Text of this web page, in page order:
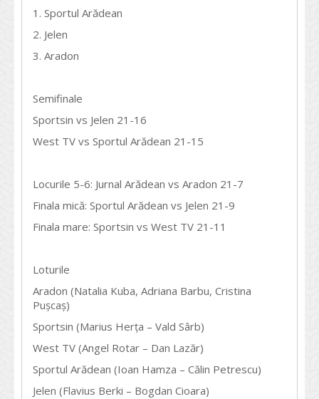
1. Sportul Arădean
2. Jelen
3. Aradon
Semifinale
Sportsin vs Jelen 21-16
West TV vs Sportul Arădean 21-15
Locurile 5-6: Jurnal Arădean vs Aradon 21-7
Finala mică: Sportul Arădean vs Jelen 21-9
Finala mare: Sportsin vs West TV 21-11
Loturile
Aradon (Natalia Kuba, Adriana Barbu, Cristina
Pușcaș)
Sportsin (Marius Herța – Vald Sârb)
West TV (Angel Rotar – Dan Lazăr)
Sportul Arădean (Ioan Hamza – Călin Petrescu)
Jelen (Flavius Berki – Bogdan Cioara)